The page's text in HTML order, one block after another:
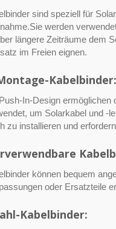
sind speziell für
werden
längere Zeiträume dem
im Freien eignen.
Kabelbinder:
In-Design ermöglichen
um Solarkabel und -
zu installieren und
können bequem
oder Ersatzteile
Kabelbinder: